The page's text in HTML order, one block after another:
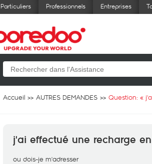
Particuliers Professionnels Entreprises
Accueil AUTRES DEMANDES Question: «
j'ai effectué une recharge
ou dois-je m'adresser